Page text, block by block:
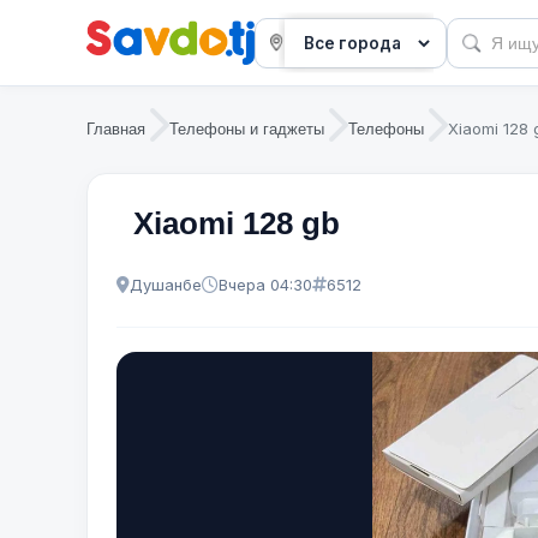
Главная Телефоны и гаджеты Телефоны Xiaomi 128
Xiaomi 128 gb
Душанбе Вчера 04:30 6512